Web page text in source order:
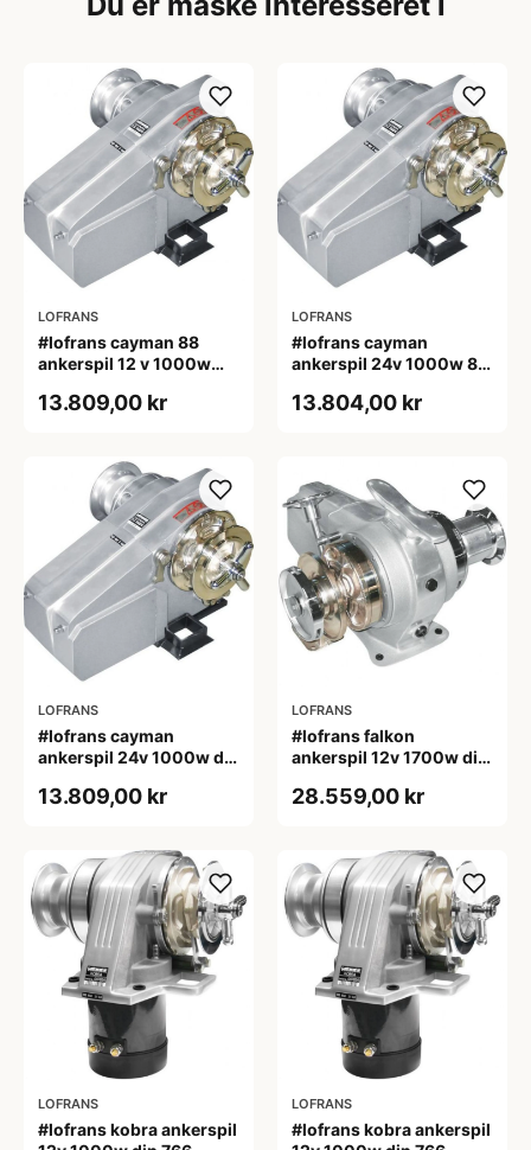
LOFRANS
#lofrans cayman 88
ankerspil 12 v 1000w
13.809,00 kr
LOFRANS
#lofrans cayman
ankerspil 24v 1000w 8
13.804,00 kr
LOFRANS
#lofrans cayman
ankerspil 24v 1000w din
13.809,00 kr
LOFRANS
#lofrans falkon
ankerspil 12v 1700w din
28.559,00 kr
LOFRANS
#lofrans kobra ankerspil
LOFRANS
#lofrans kobra ankerspil